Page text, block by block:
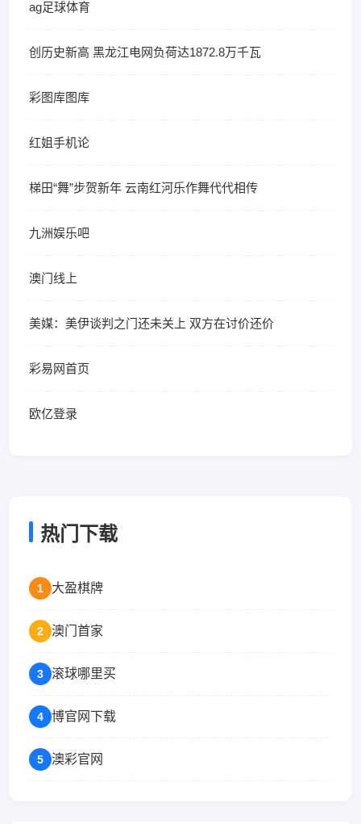
ag足球体育
创历史新高 黑龙江电网负荷达1872.8万千瓦
彩图库图库
红姐手机论
梯田“舞”步贺新年 云南红河乐作舞代代相传
九洲娱乐吧
澳门线上
美媒：美伊谈判之门还未关上 双方在讨价还价
彩易网首页
欧亿登录
热门下载
1 大盈棋牌
2 澳门首家
3 滚球哪里买
4 博官网下载
5 澳彩官网